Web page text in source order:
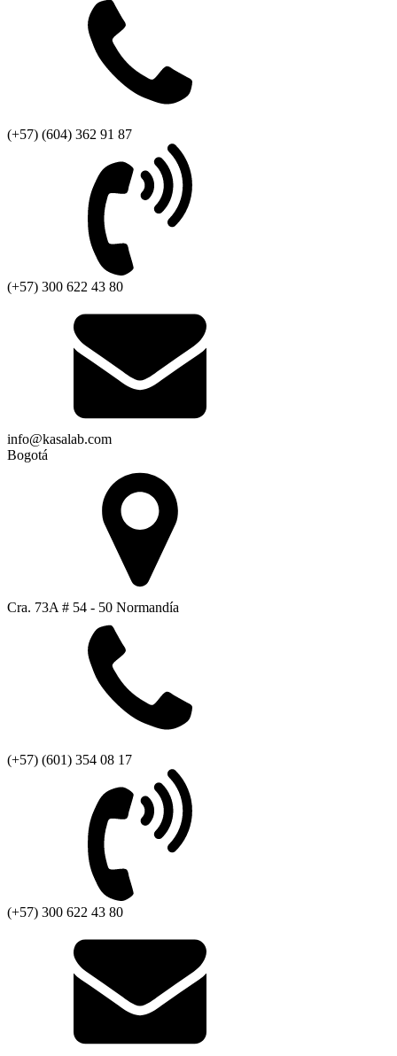
(+57) (604) 362 91 87
(+57) 300 622 43 80
info@kasalab.com
Bogotá
Cra. 73A # 54 - 50 Normandía
(+57) (601) 354 08 17
(+57) 300 622 43 80